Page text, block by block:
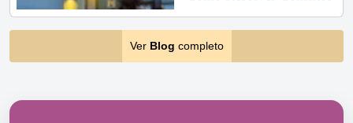
Ver Blog completo